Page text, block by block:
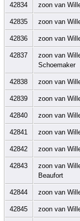
42834 zoon van
42835 zoon van
42836 zoon van
42837
zoon van
Schoemaker
42838 zoon van
42839 zoon van
42840 zoon van
42841 zoon van
42842 zoon van
42843
zoon van
Beaufort
42844 zoon van
42845 zoon van